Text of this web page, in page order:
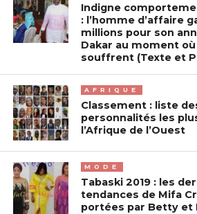
Indigne
: l’homme d’affaire
millions pour son
Dakar au moment
souffrent (Texte et
AFRIQUE
Classement : liste
personnalités les
l’Afrique de l’Ouest
MODE
Tabaski 2019 : les
tendances de Mifa
portées par Betty et